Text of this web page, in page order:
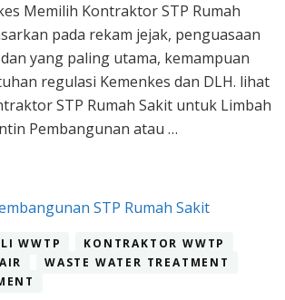
Memilih Kontraktor STP Rumah
pada rekam jejak, penguasaan
yang paling utama, kemampuan
regulasi Kemenkes dan DLH. lihat
STP Rumah Sakit untuk Limbah
Pembangunan atau …
WWTP
KONTRAKTOR WWTP
WASTE WATER TREATMENT